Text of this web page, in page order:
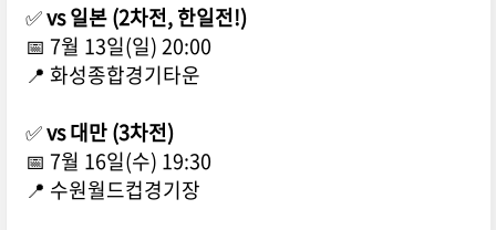
✅vs 일본 (2차전, 한일전!)
📅 7월 13일(일) 20:00
📍 화성종합경기타운
✅vs 대만 (3차전)
📅 7월 16일(수) 19:30
📍 수원월드컵경기장